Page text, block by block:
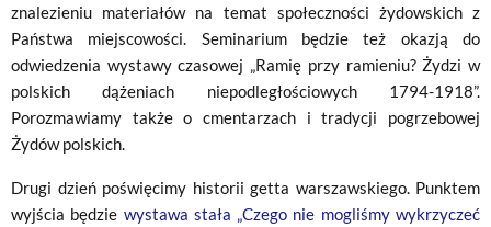
znalezieniu materiałów na temat społeczności żydowskich z
Państwa miejscowości. Seminarium będzie też okazją do
odwiedzenia wystawy czasowej „Ramię przy ramieniu? Żydzi w
polskich dążeniach niepodległościowych 1794-1918”.
Porozmawiamy także o cmentarzach i tradycji pogrzebowej
Żydów polskich.
Drugi dzień poświęcimy historii getta warszawskiego. Punktem
wyjścia będzie wystawa stała „Czego nie mogliśmy wykrzyczeć